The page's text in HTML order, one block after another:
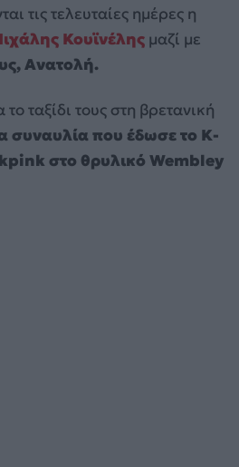
τις τελευταίες ημέρες η
Κουϊνέλης μαζί με
Ανατολή.
ταξίδι τους στη βρετανική
συναυλία που έδωσε το K-
στο θρυλικό Wembley